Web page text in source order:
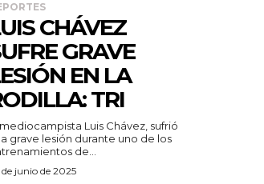
CHÁVEZ
GRAVE
EN LA
TRI
Luis Chávez, sufrió
grave lesión durante uno de los
de...
junio de 2025